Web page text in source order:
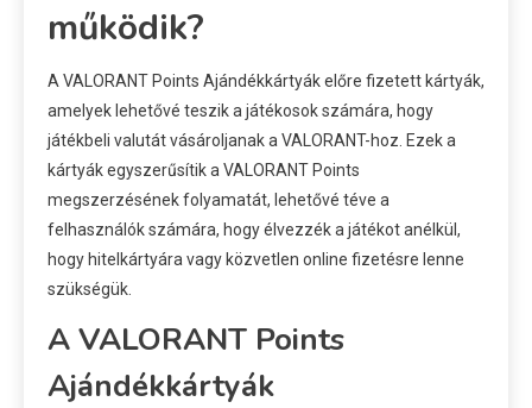
működik?
A VALORANT Points Ajándékkártyák előre fizetett kártyák,
amelyek lehetővé teszik a játékosok számára, hogy
játékbeli valutát vásároljanak a VALORANT-hoz. Ezek a
kártyák egyszerűsítik a VALORANT Points
megszerzésének folyamatát, lehetővé téve a
felhasználók számára, hogy élvezzék a játékot anélkül,
hogy hitelkártyára vagy közvetlen online fizetésre lenne
szükségük.
A VALORANT Points
Ajándékkártyák